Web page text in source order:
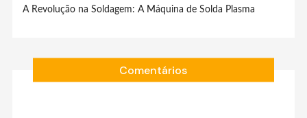
A Revolução na Soldagem: A Máquina de Solda Plasma
Comentários